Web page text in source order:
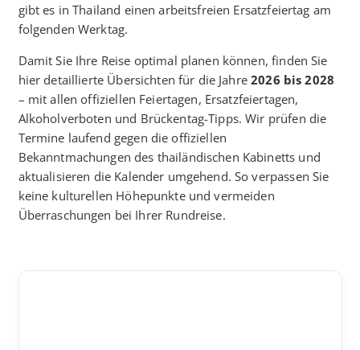
gibt es in Thailand einen arbeitsfreien Ersatzfeiertag am
folgenden Werktag.
Damit Sie Ihre Reise optimal planen können, finden Sie
hier detaillierte Übersichten für die Jahre2026 bis 2028
– mit allen offiziellen Feiertagen, Ersatzfeiertagen,
Alkoholverboten und Brückentag-Tipps. Wir prüfen die
Termine laufend gegen die offiziellen
Bekanntmachungen des thailändischen Kabinetts und
aktualisieren die Kalender umgehend. So verpassen Sie
keine kulturellen Höhepunkte und vermeiden
Überraschungen bei Ihrer Rundreise.